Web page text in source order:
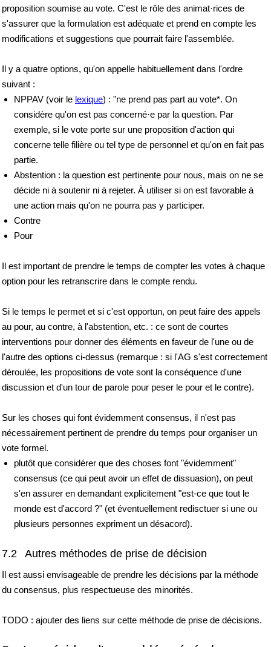
proposition soumise au vote. C'est le rôle des animat·rices de
s'assurer que la formulation est adéquate et prend en compte les
modifications et suggestions que pourrait faire l'assemblée.
Il y a quatre options, qu'on appelle habituellement dans l'ordre
suivant :
NPPAV (voir le lexique) : "ne prend pas part au vote*. On
considère qu'on est pas concerné·e par la question. Par
exemple, si le vote porte sur une proposition d'action qui
concerne telle filière ou tel type de personnel et qu'on en fait pas
partie.
Abstention : la question est pertinente pour nous, mais on ne se
décide ni à soutenir ni à rejeter. À utiliser si on est favorable à
une action mais qu'on ne pourra pas y participer.
Contre
Pour
Il est important de prendre le temps de compter les votes à chaque
option pour les retranscrire dans le compte rendu.
Si le temps le permet et si c'est opportun, on peut faire des appels
au pour, au contre, à l'abstention, etc. : ce sont de courtes
interventions pour donner des éléments en faveur de l'une ou de
l'autre des options ci-dessus (remarque : si l'AG s'est correctement
déroulée, les propositions de vote sont la conséquence d'une
discussion et d'un tour de parole pour peser le pour et le contre).
Sur les choses qui font évidemment consensus, il n'est pas
nécessairement pertinent de prendre du temps pour organiser un
vote formel.
plutôt que considérer que des choses font "évidemment"
consensus (ce qui peut avoir un effet de dissuasion), on peut
s'en assurer en demandant explicitement "est-ce que tout le
monde est d'accord ?" (et éventuellement redisctuer si une ou
plusieurs personnes expriment un désacord).
7.2 Autres méthodes de prise de décision
Il est aussi envisageable de prendre les décisions par la méthode
du consensus, plus respectueuse des minorités.
TODO : ajouter des liens sur cette méthode de prise de décisions.